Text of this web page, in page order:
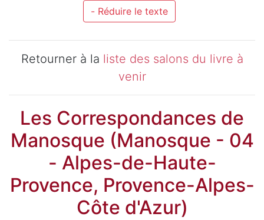
- Réduire le texte
Retourner à la liste des salons du livre à
venir
Les Correspondances de
Manosque (Manosque - 04
- Alpes-de-Haute-
Provence, Provence-Alpes-
Côte d'Azur)